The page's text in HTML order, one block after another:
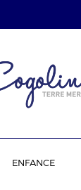
ENFANCE